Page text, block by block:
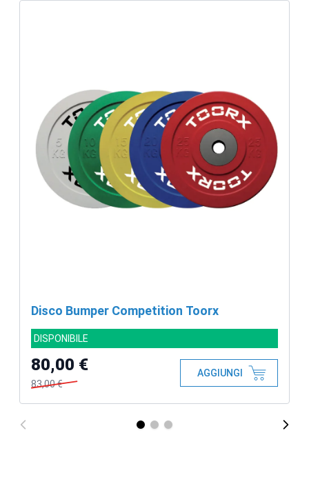
Disco Bumper Competition Toorx
DISPONIBILE
80,00 €
83,00 €
AGGIUNGI